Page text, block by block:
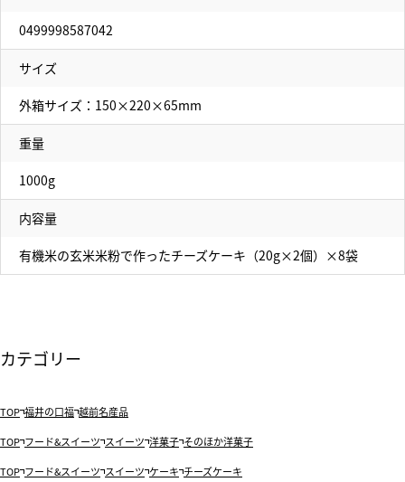
0499998587042
サイズ
外箱サイズ：150×220×65mm
重量
1000g
内容量
有機米の玄米米粉で作ったチーズケーキ（20g×2個）×8袋
カテゴリー
TOP 福井の口福 越前名産品
TOP フード&スイーツ スイーツ 洋菓子 そのほか洋菓子
TOP フード&スイーツ スイーツ ケーキ チーズケーキ